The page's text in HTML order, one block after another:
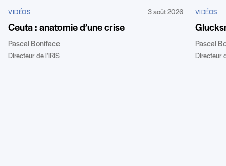
VIDÉOS 3 août 2026
Ceuta : anatomie d’une crise
Pascal Boniface
Directeur de l’IRIS
VIDÉOS
Pascal
Directeur